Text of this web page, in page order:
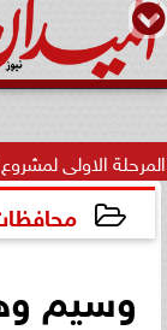
بحزب الوعي لتأهيل...
وسيم